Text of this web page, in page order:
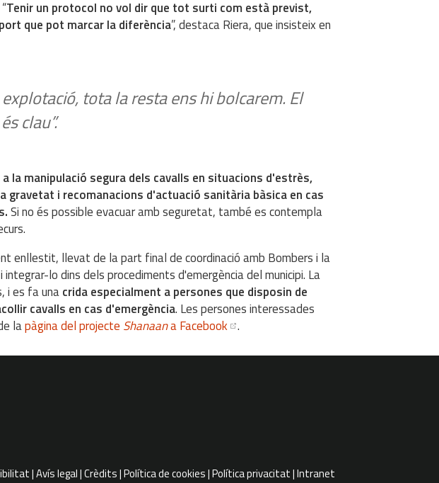
Tenir un protocol no vol dir que tot surti com està previst,
que pot marcar la diferència”, destaca Riera, que insisteix en
tota la resta ens hi bolcarem. El
clau”.
la manipulació segura dels cavalls en situacions d'estrès,
gravetat i recomanacions d'actuació sanitària bàsica en cas
Si no és possible evacuar amb seguretat, també es contempla
enllestit, llevat de la part final de coordinació amb Bombers i la
lo dins dels procediments d'emergència del municipi. La
i es fa unacrida especialment a persones que disposin de
cavalls en cas d'emergència. Les persones interessades
lapàgina del projecte Shanaana Facebook .
Intranet
Política privacitat
Política de cookies
Crèdits
Avís legal